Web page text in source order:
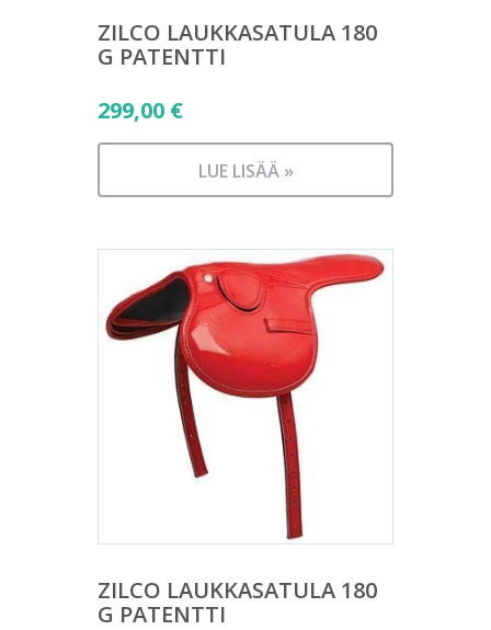
ZILCO LAUKKASATULA 180
G PATENTTI
299,00 €
LUE LISÄÄ »
ZILCO LAUKKASATULA 180
G PATENTTI